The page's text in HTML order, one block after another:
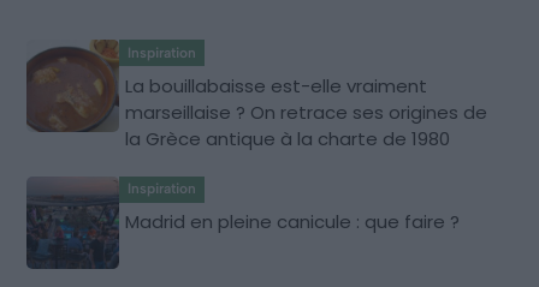
Inspiration
La bouillabaisse est-elle vraiment
marseillaise ? On retrace ses origines de
la Grèce antique à la charte de 1980
Inspiration
Madrid en pleine canicule : que faire ?